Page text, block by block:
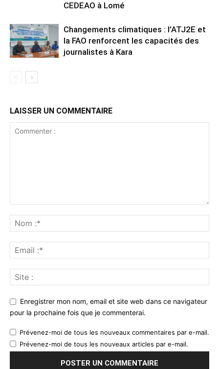
CEDEAO à Lomé
Changements climatiques : l’ATJ2E et
la FAO renforcent les capacités des
journalistes à Kara
LAISSER UN COMMENTAIRE
Enregistrer mon nom, email et site web dans ce navigateur
pour la prochaine fois que je commenterai.
Prévenez-moi de tous les nouveaux commentaires par e-mail.
Prévenez-moi de tous les nouveaux articles par e-mail.